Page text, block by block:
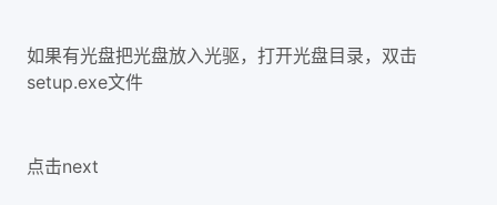
如果有光盘把光盘放入光驱，打开光盘目录，双击
setup.exe文件
点击next